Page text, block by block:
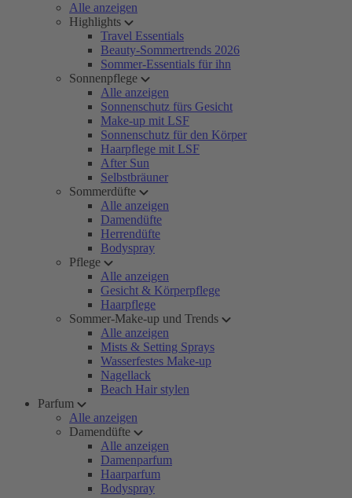
Alle anzeigen
Highlights
Travel Essentials
Beauty-Sommertrends 2026
Sommer-Essentials für ihn
Sonnenpflege
Alle anzeigen
Sonnenschutz fürs Gesicht
Make-up mit LSF
Sonnenschutz für den Körper
Haarpflege mit LSF
After Sun
Selbstbräuner
Sommerdüfte
Alle anzeigen
Damendüfte
Herrendüfte
Bodyspray
Pflege
Alle anzeigen
Gesicht & Körperpflege
Haarpflege
Sommer-Make-up und Trends
Alle anzeigen
Mists & Setting Sprays
Wasserfestes Make-up
Nagellack
Beach Hair stylen
Parfum
Alle anzeigen
Damendüfte
Alle anzeigen
Damenparfum
Haarparfum
Bodyspray